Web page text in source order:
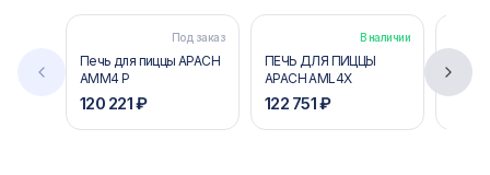
Под заказ
Печь для пиццы APACH
AMM4 P
120 221 ₽
В наличии
ПЕЧЬ ДЛЯ ПИЦЦЫ
APACH AML4X
122 751 ₽ 330